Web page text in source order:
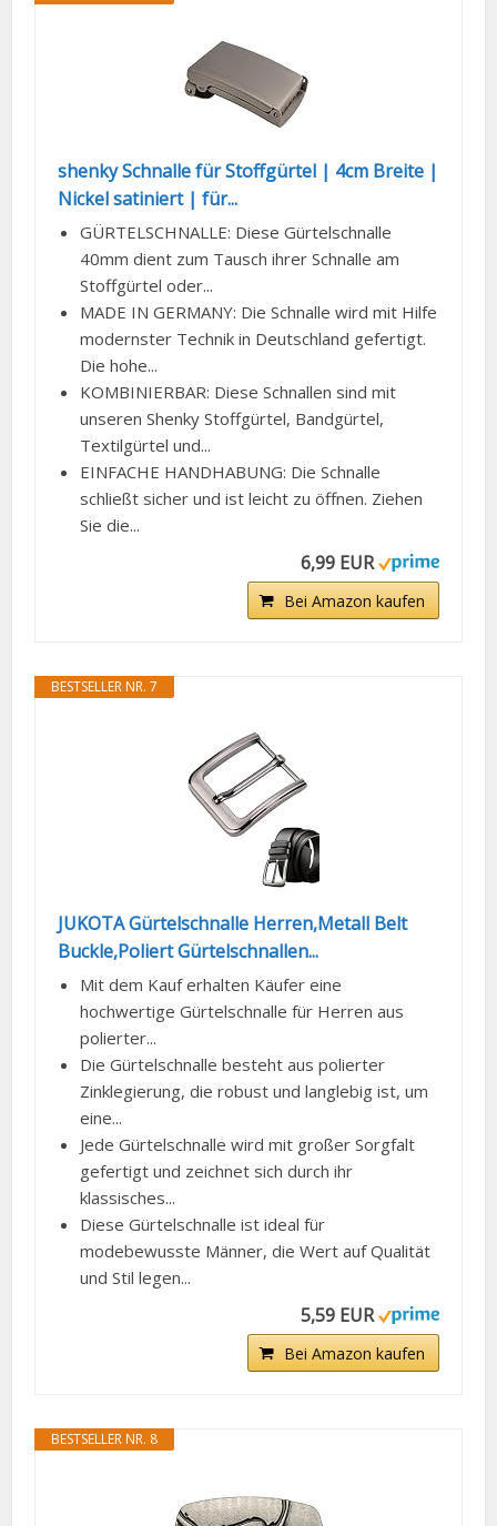
shenky Schnalle für Stoffgürtel | 4cm Breite |
Nickel satiniert | für...
GÜRTELSCHNALLE: Diese Gürtelschnalle
40mm dient zum Tausch ihrer Schnalle am
Stoffgürtel oder...
MADE IN GERMANY: Die Schnalle wird mit Hilfe
modernster Technik in Deutschland gefertigt.
Die hohe...
KOMBINIERBAR: Diese Schnallen sind mit
unseren Shenky Stoffgürtel, Bandgürtel,
Textilgürtel und...
EINFACHE HANDHABUNG: Die Schnalle
schließt sicher und ist leicht zu öffnen. Ziehen
Sie die...
6,99 EUR
Bei Amazon kaufen
BESTSELLER NR. 7
JUKOTA Gürtelschnalle Herren,Metall Belt
Buckle,Poliert Gürtelschnallen...
Mit dem Kauf erhalten Käufer eine
hochwertige Gürtelschnalle für Herren aus
polierter...
Die Gürtelschnalle besteht aus polierter
Zinklegierung, die robust und langlebig ist, um
eine...
Jede Gürtelschnalle wird mit großer Sorgfalt
gefertigt und zeichnet sich durch ihr
klassisches...
Diese Gürtelschnalle ist ideal für
modebewusste Männer, die Wert auf Qualität
und Stil legen...
5,59 EUR
Bei Amazon kaufen
BESTSELLER NR. 8